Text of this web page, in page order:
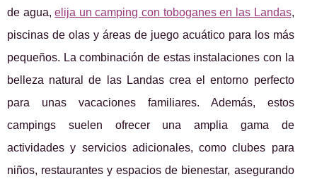
de agua,elija un camping con toboganes en las Landas,
piscinas de olas y áreas de juego acuático para los más
pequeños. La combinación de estas instalaciones con la
belleza natural de las Landas crea el entorno perfecto
para unas vacaciones familiares. Además, estos
campings suelen ofrecer una amplia gama de
actividades y servicios adicionales, como clubes para
niños, restaurantes y espacios de bienestar, asegurando